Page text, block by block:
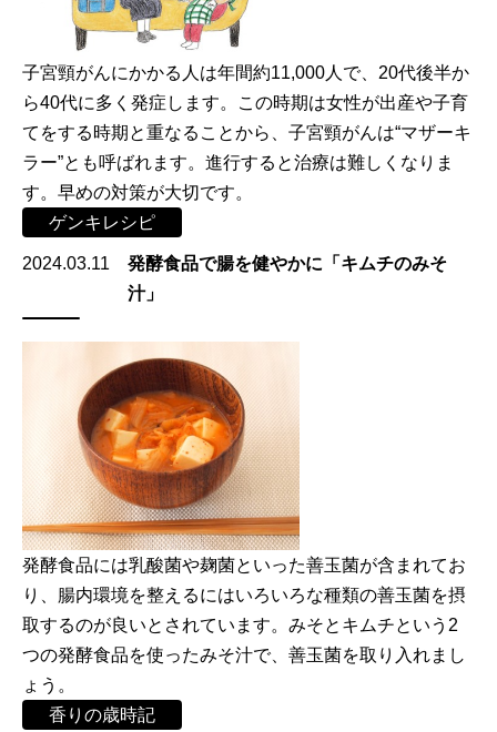
子宮頸がんにかかる人は年間約11,000人で、20代後半か
ら40代に多く発症します。この時期は女性が出産や子育
てをする時期と重なることから、子宮頸がんは“マザーキ
ラー”とも呼ばれます。進行すると治療は難しくなりま
す。早めの対策が大切です。
ゲンキレシピ
2024.03.11
発酵食品で腸を健やかに「キムチのみそ
汁」
発酵食品には乳酸菌や麹菌といった善玉菌が含まれてお
り、腸内環境を整えるにはいろいろな種類の善玉菌を摂
取するのが良いとされています。みそとキムチという2
つの発酵食品を使ったみそ汁で、善玉菌を取り入れまし
ょう。
香りの歳時記